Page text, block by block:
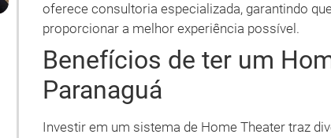
oferece consultoria especializada, garantindo
proporcionar a melhor experiência possível.
Benefícios de ter um
Paranaguá
Investir em um sistema de Home Theater traz